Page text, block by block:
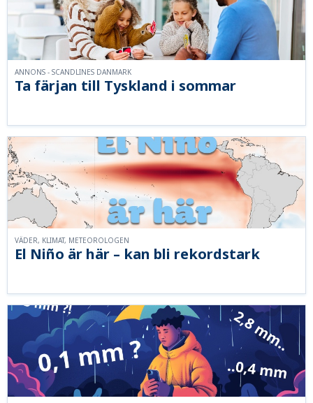
Ta färjan till Tyskland i sommar
ANNONS - SCANDLINES DANMARK
El Niño är här – kan bli rekordstark
VÄDER, KLIMAT, METEOROLOGEN